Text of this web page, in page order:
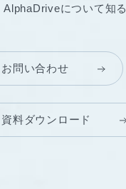
AlphaDriveについて知る
お問い合わせ
資料ダウンロード